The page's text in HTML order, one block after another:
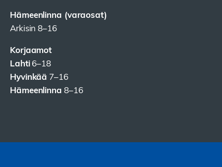
Hämeenlinna (varaosat)
Arkisin 8–16
Korjaamot
Lahti6–18
Hyvinkää 7–16
Hämeenlinna 8–16